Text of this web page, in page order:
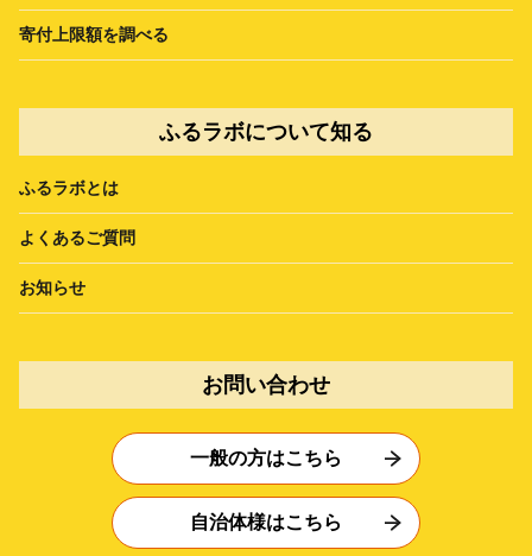
寄付上限額を調べる
ふるラボについて知る
ふるラボとは
よくあるご質問
お知らせ
お問い合わせ
一般の方はこちら
自治体様はこちら